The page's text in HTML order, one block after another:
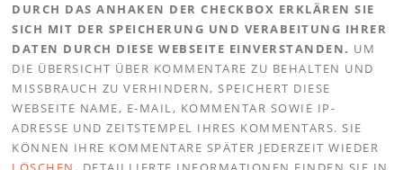
DURCH DAS ANHAKEN DER CHECKBOX ERKLÄREN SIE
SICH MIT DER SPEICHERUNG UND VERABEITUNG IHRER
DATEN DURCH DIESE WEBSEITE EINVERSTANDEN. UM
DIE ÜBERSICHT ÜBER KOMMENTARE ZU BEHALTEN UND
MISSBRAUCH ZU VERHINDERN, SPEICHERT DIESE
WEBSEITE NAME, E-MAIL, KOMMENTAR SOWIE IP-
ADRESSE UND ZEITSTEMPEL IHRES KOMMENTARS. SIE
KÖNNEN IHRE KOMMENTARE SPÄTER JEDERZEIT WIEDER